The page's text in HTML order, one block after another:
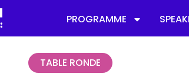
PROGRAMME
TABLE RONDE